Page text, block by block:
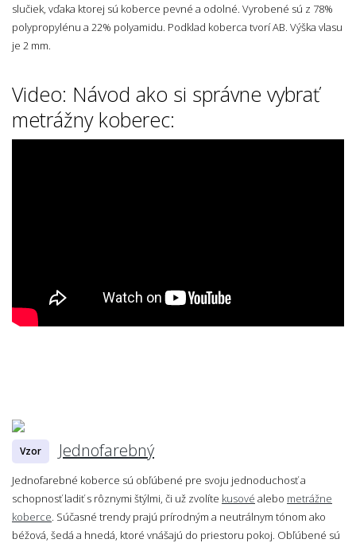
slučiek, vďaka ktorej sú koberce pevné a odolné. Vyrobené sú z 78%
polypropylénu a 22% polyamidu. Podklad koberca tvorí AB. Výška vlasu
je 2 mm.
Video: Návod ako si správne vybrať
metrážny koberec:
Vzor Jednofarebný
Jednofarebné koberce sú obľúbené pre svoju jednoduchosť a
schopnosť ladiť s rôznymi štýlmi, či už zvolíte kusové alebo metrážne
koberce. Súčasné trendy prajú prírodným a neutrálnym tónom ako
béžová, šedá a hnedá, ktoré vnášajú do priestoru pokoj. Obľúbené sú